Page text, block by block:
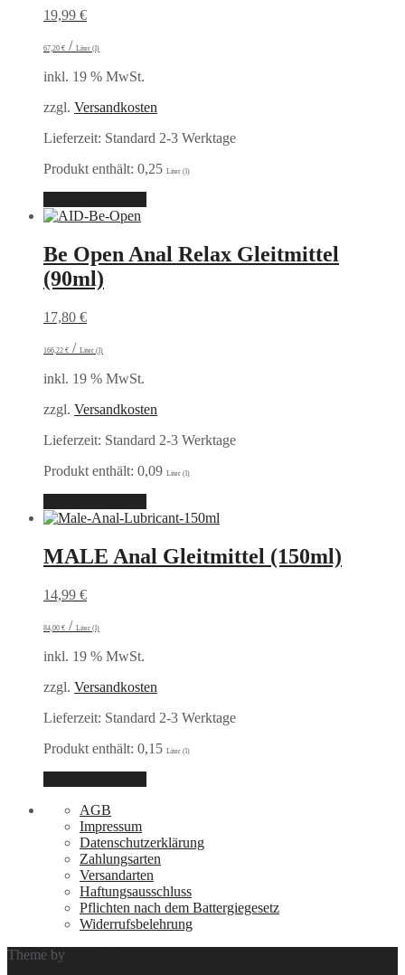
19,99 €
67,20 € / Liter (l)
inkl. 19 % MwSt.
zzgl. Versandkosten
Lieferzeit: Standard 2-3 Werktage
Produkt enthält: 0,25 Liter (l)
Be Open Anal Relax Gleitmittel
(90ml)
17,80 €
166,22 € / Liter (l)
inkl. 19 % MwSt.
zzgl. Versandkosten
Lieferzeit: Standard 2-3 Werktage
Produkt enthält: 0,09 Liter (l)
MALE Anal Gleitmittel (150ml)
14,99 €
84,00 € / Liter (l)
inkl. 19 % MwSt.
zzgl. Versandkosten
Lieferzeit: Standard 2-3 Werktage
Produkt enthält: 0,15 Liter (l)
AGB
Impressum
Datenschutzerklärung
Zahlungsarten
Versandarten
Haftungsausschluss
Pflichten nach dem Battergiegesetz
Widerrufsbelehrung
Theme by